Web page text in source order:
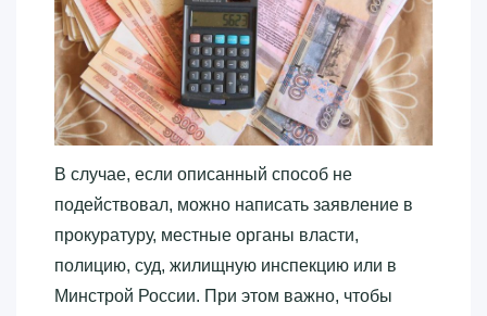
В случае, если описанный способ не
подействовал, можно написать заявление в
прокуратуру, местные органы власти,
полицию, суд, жилищную инспекцию или в
Минстрой России. При этом важно, чтобы